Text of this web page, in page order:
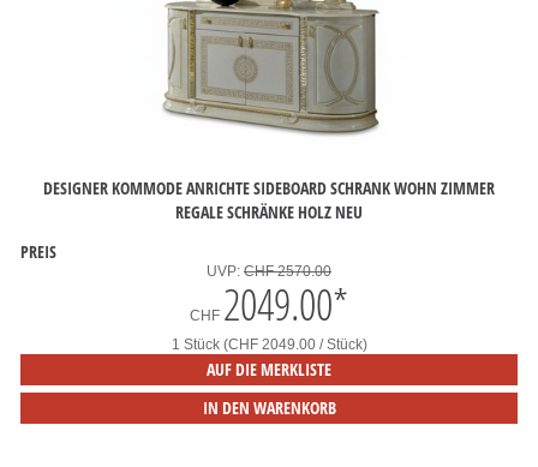
DESIGNER KOMMODE ANRICHTE SIDEBOARD SCHRANK WOHN ZIMMER
REGALE SCHRÄNKE HOLZ NEU
PREIS
UVP: CHF 2570.00
CHF 2049.00*
1 Stück (CHF 2049.00 / Stück)
AUF DIE MERKLISTE
IN DEN WARENKORB